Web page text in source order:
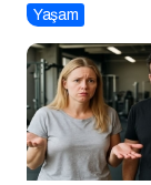
Dumana Katan
Yaşam